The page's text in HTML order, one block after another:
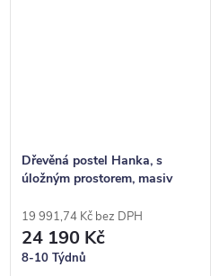
Dřevěná postel Hanka, s
úložným prostorem, masiv
19 991,74 Kč bez DPH
24 190 Kč
8-10 Týdnů